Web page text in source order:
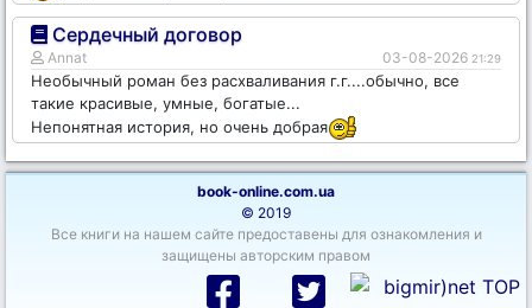
Сердечный договор
Annat 03-08-2026 21:29
Необычный роман без расхваливания г.г....обычно, все
такие красивые, умные, богатые...
Непонятная история, но очень добрая
book-online.com.ua
© 2019
Все книги на нашем сайте предоставены для ознакомления и
защищены авторским правом